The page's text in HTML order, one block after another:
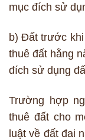
mục đích sử
b) Đất trước khi
thuê đất hằng
đích sử dụng
Trường hợp
thuê đất cho
luật về đất đai